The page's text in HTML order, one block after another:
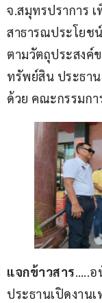
จ.สมุทรปราการ
สาธารณประโยช
ตามวัตถุประสงค์
ทรัพย์สิน ประธา
ด้วย คณะกรรมก
แจกข้าวสาร…..อ
ประธานเปิดงาน